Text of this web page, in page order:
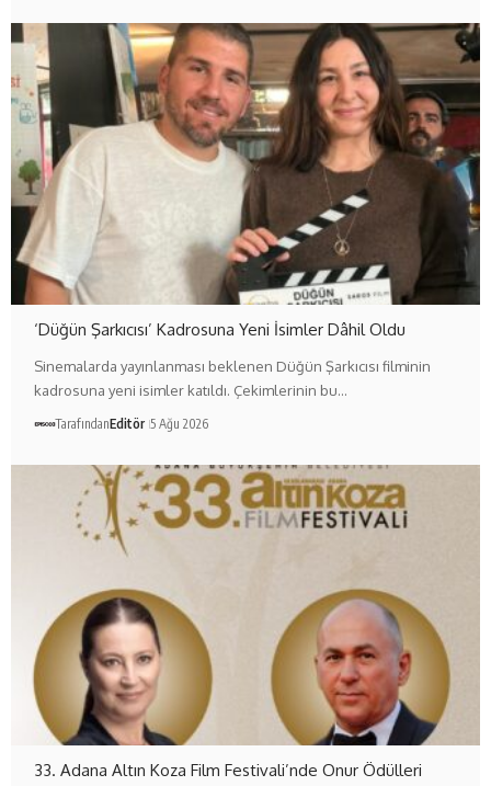
‘Düğün Şarkıcısı’ Kadrosuna Yeni İsimler Dâhil Oldu
Sinemalarda yayınlanması beklenen Düğün Şarkıcısı filminin
kadrosuna yeni isimler katıldı. Çekimlerinin bu…
TarafındanEditör 5 Ağu 2026
33. Adana Altın Koza Film Festivali’nde Onur Ödülleri